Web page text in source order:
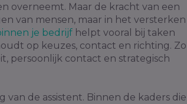
overneemt. Maar de kracht van een
van mensen, maar in het versterken
je bedrijf helpt vooral bij taken
op keuzes, contact en richting. Zo
persoonlijk contact en strategisch
van de assistent. Binnen de kaders die